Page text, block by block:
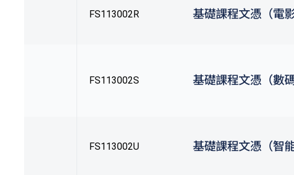
FS113002R 基礎課程文憑（電
FS113002S 基礎課程文憑（數
FS113002U 基礎課程文憑（智